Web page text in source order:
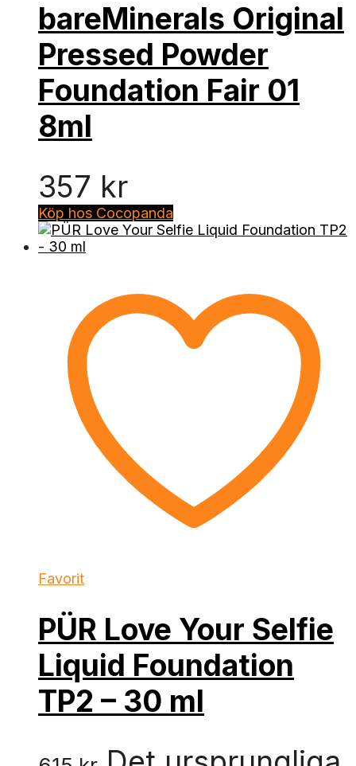
bareMinerals Original
Pressed Powder
Foundation Fair 01
8ml
357 kr
Köp hos Cocopanda
Favorit
PÜR Love Your Selfie
Liquid Foundation
TP2 – 30 ml